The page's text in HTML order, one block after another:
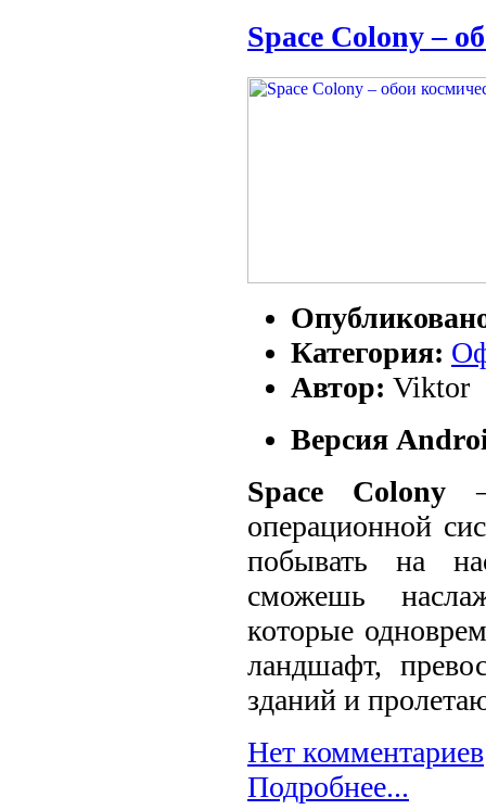
Space Colony –
Категория:
Автор: Viktor
Версия
Space
Colony
операционной
побывать на
сможешь
которые
ландшафт,
зданий и
Нет комментариев
Подробнее...